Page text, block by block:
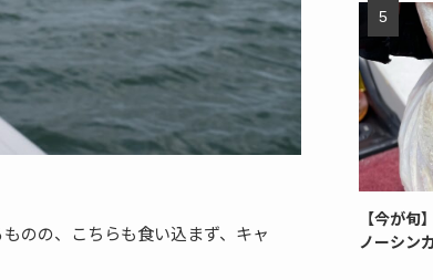
のの、こちらも食い込まず、キャ
【今が
ノーシン